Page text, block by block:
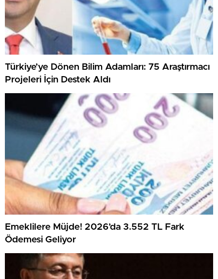
Türkiye’ye Dönen Bilim Adamları: 75 Araştırmacı
Projeleri İçin Destek Aldı
Emeklilere Müjde! 2026’da 3.552 TL Fark
Ödemesi Geliyor